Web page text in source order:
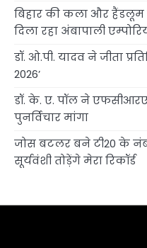
बिहार की कला और हैंडलूम
दिला रहा अंबापाली
डॉ. ओ.पी. यादव ने जीता
2026’
डॉ. के. ए. पॉल ने
पुनर्विचार मांगा
जोस बटलर बने टी20 के
सूर्यवंशी तोड़ेंगे मेरा रिकॉर्ड